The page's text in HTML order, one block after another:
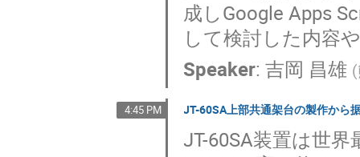
成しGoogle Apps
して検討した内容
Speaker:吉岡 昌雄 (
4:45 PM JT-60SA上部共通架台の製作から
JT-60SA装置は世